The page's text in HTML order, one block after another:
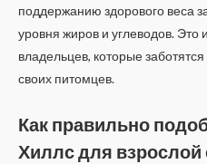
поддержанию здорового веса
уровня жиров и углеводов.
владельцев, которые
своих питомцев.
Как правильно
Хиллс для взрослой